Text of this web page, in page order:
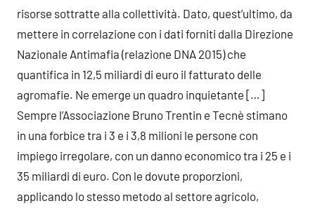
risorse sottratte alla collettività. Dato, quest’ultimo, da
mettere in correlazione con i dati forniti dalla Direzione
Nazionale Antimafia (relazione DNA 2015) che
quantifica in 12,5 miliardi di euro il fatturato delle
agromafie. Ne emerge un quadro inquietante […]
Sempre l’Associazione Bruno Trentin e Tecnè stimano
in una forbice tra i 3 e i 3,8 milioni le persone con
impiego irregolare, con un danno economico tra i 25 e i
35 miliardi di euro. Con le dovute proporzioni,
applicando lo stesso metodo al settore agricolo,